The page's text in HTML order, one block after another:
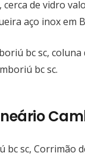
de vidro
aço inox em
bc sc,
bc sc.
bc sc, Corrimão